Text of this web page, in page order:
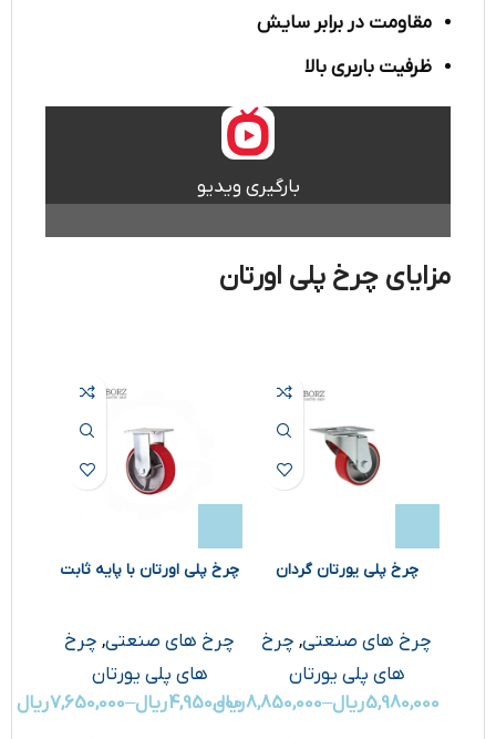
مقاومت در برابر سایش
ظرفیت باربری بالا
بارگیری ویدیو
مزایای چرخ پلی اورتان
چرخ پلی یورتان گردان
چرخ های صنعتی, چرخ
های پلی یورتان
5,980,000ریال–
8,850,000ریال
چرخ پلی اورتان با پایه ثابت
چرخ های صنعتی, چرخ
های پلی یورتان
4,950,000ریال–
7,650,000ریال